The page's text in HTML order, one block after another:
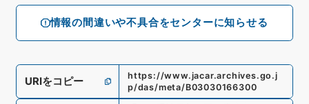
情報の間違いや不具合をセンターに知らせる
URIをコピー
https://www.jacar.archives.go.j
p/das/meta/B03030166300